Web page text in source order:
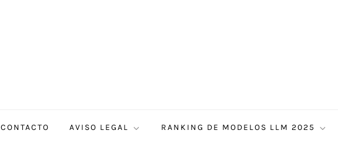
CONTACTO AVISO LEGAL RANKING DE MODELOS LLM 2025